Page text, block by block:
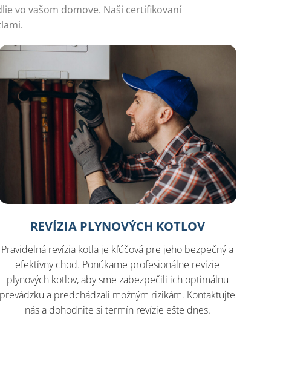
vo vašom domove. Naši certifikovaní
REVÍZIA PLYNOVÝCH KOTLOV
Pravidelná revízia kotla je kľúčová pre jeho bezpečný a
efektívny chod. Ponúkame profesionálne revízie
plynových kotlov, aby sme zabezpečili ich optimálnu
prevádzku a predchádzali možným rizikám. Kontaktujte
nás a dohodnite si termín revízie ešte dnes.